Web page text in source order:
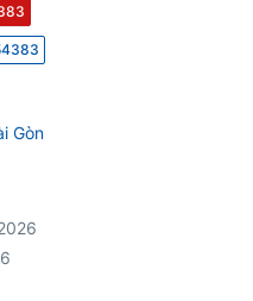
Gòn